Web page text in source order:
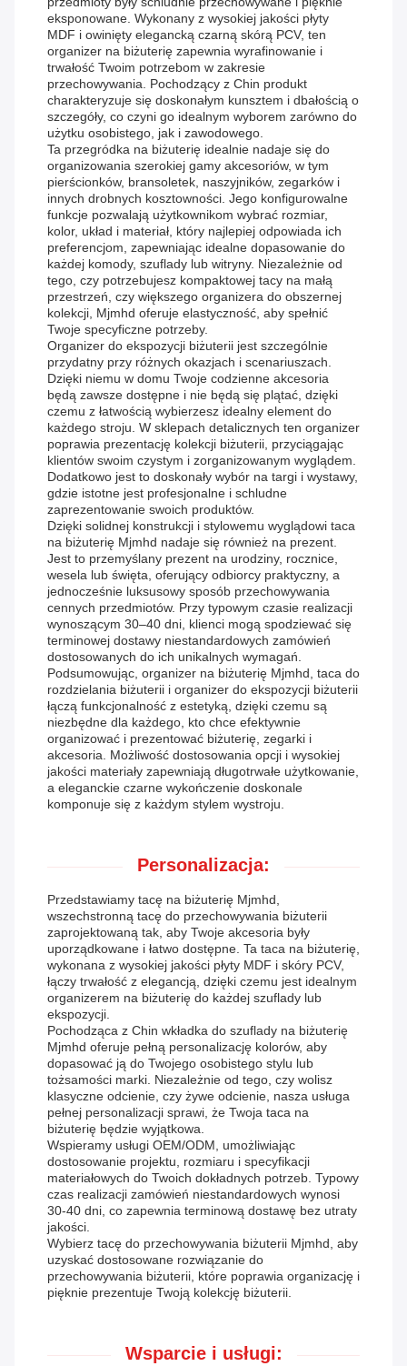
eksponowane. Wykonany z wysokiej jakości płyty
MDF i owinięty elegancką czarną skórą PCV, ten
organizer na biżuterię zapewnia wyrafinowanie i
trwałość Twoim potrzebom w zakresie
przechowywania. Pochodzący z Chin produkt
charakteryzuje się doskonałym kunsztem i dbałością o
szczegóły, co czyni go idealnym wyborem zarówno do
użytku osobistego, jak i zawodowego.
Ta przegródka na biżuterię idealnie nadaje się do
organizowania szerokiej gamy akcesoriów, w tym
pierścionków, bransoletek, naszyjników, zegarków i
innych drobnych kosztowności. Jego konfigurowalne
funkcje pozwalają użytkownikom wybrać rozmiar,
kolor, układ i materiał, który najlepiej odpowiada ich
preferencjom, zapewniając idealne dopasowanie do
każdej komody, szuflady lub witryny. Niezależnie od
tego, czy potrzebujesz kompaktowej tacy na małą
przestrzeń, czy większego organizera do obszernej
kolekcji, Mjmhd oferuje elastyczność, aby spełnić
Twoje specyficzne potrzeby.
Organizer do ekspozycji biżuterii jest szczególnie
przydatny przy różnych okazjach i scenariuszach.
Dzięki niemu w domu Twoje codzienne akcesoria
będą zawsze dostępne i nie będą się plątać, dzięki
czemu z łatwością wybierzesz idealny element do
każdego stroju. W sklepach detalicznych ten organizer
poprawia prezentację kolekcji biżuterii, przyciągając
klientów swoim czystym i zorganizowanym wyglądem.
Dodatkowo jest to doskonały wybór na targi i wystawy,
gdzie istotne jest profesjonalne i schludne
zaprezentowanie swoich produktów.
Dzięki solidnej konstrukcji i stylowemu wyglądowi taca
na biżuterię Mjmhd nadaje się również na prezent.
Jest to przemyślany prezent na urodziny, rocznice,
wesela lub święta, oferujący odbiorcy praktyczny, a
jednocześnie luksusowy sposób przechowywania
cennych przedmiotów. Przy typowym czasie realizacji
wynoszącym 30–40 dni, klienci mogą spodziewać się
terminowej dostawy niestandardowych zamówień
dostosowanych do ich unikalnych wymagań.
Podsumowując, organizer na biżuterię Mjmhd, taca do
rozdzielania biżuterii i organizer do ekspozycji biżuterii
łączą funkcjonalność z estetyką, dzięki czemu są
niezbędne dla każdego, kto chce efektywnie
organizować i prezentować biżuterię, zegarki i
akcesoria. Możliwość dostosowania opcji i wysokiej
jakości materiały zapewniają długotrwałe użytkowanie,
a eleganckie czarne wykończenie doskonale
komponuje się z każdym stylem wystroju.
Personalizacja:
Przedstawiamy tacę na biżuterię Mjmhd,
wszechstronną tacę do przechowywania biżuterii
zaprojektowaną tak, aby Twoje akcesoria były
uporządkowane i łatwo dostępne. Ta taca na biżuterię,
wykonana z wysokiej jakości płyty MDF i skóry PCV,
łączy trwałość z elegancją, dzięki czemu jest idealnym
organizerem na biżuterię do każdej szuflady lub
ekspozycji.
Pochodząca z Chin wkładka do szuflady na biżuterię
Mjmhd oferuje pełną personalizację kolorów, aby
dopasować ją do Twojego osobistego stylu lub
tożsamości marki. Niezależnie od tego, czy wolisz
klasyczne odcienie, czy żywe odcienie, nasza usługa
pełnej personalizacji sprawi, że Twoja taca na
biżuterię będzie wyjątkowa.
Wspieramy usługi OEM/ODM, umożliwiając
dostosowanie projektu, rozmiaru i specyfikacji
materiałowych do Twoich dokładnych potrzeb. Typowy
czas realizacji zamówień niestandardowych wynosi
30-40 dni, co zapewnia terminową dostawę bez utraty
jakości.
Wybierz tacę do przechowywania biżuterii Mjmhd, aby
uzyskać dostosowane rozwiązanie do
przechowywania biżuterii, które poprawia organizację i
pięknie prezentuje Twoją kolekcję biżuterii.
Wsparcie i usługi: